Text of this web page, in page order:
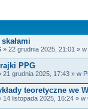
» 22 grudnia 2025, 21:01 » w
PPG
21 grudnia 2025, 17:43 » w
teoretyczne we
14 listopada 2025, 16:24 » w